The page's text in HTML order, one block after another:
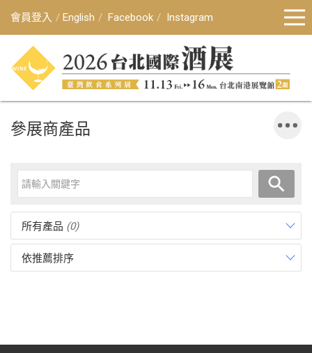
會員登入 English Facebook Instagram
參展商產品
所有產品 (0)
依推薦排序